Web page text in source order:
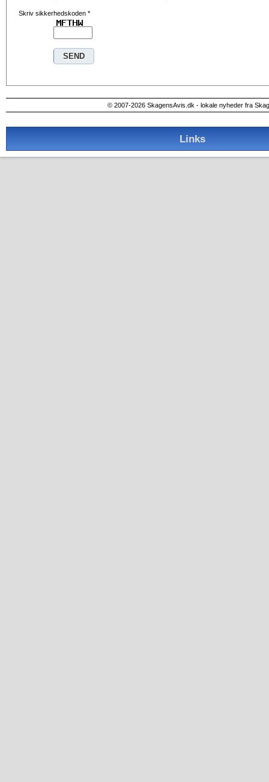
Skriv sikkerhedskoden *
© 2007-2026 SkagensAvis.dk - lokale nyheder fra
Links